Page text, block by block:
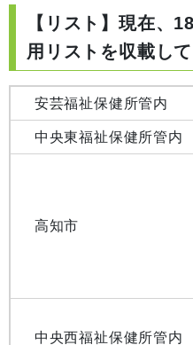
【リスト】現在、
用リストを収載して
安芸福祉保健所管内
中央東福祉保健所管内
高知市
中央西福祉保健所管内